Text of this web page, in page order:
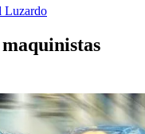
Luzardo